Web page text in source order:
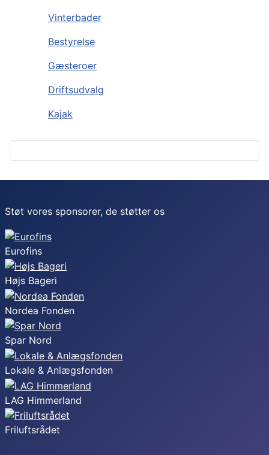
Vinterbader
Bestyrelse
Gæsteroer
Driftsudvalg
Kajak
Støt vores sponsorer, de støtter os
Eurofins
Højs Bageri
Nordea Fonden
Spar Nord
Lokale & Anlægsfonden
LAG Himmerland
Friluftsrådet